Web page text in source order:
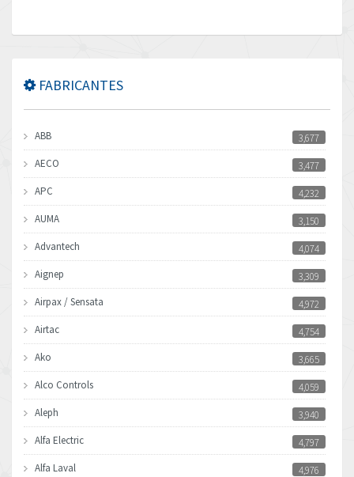
FABRICANTES
ABB
3,677
AECO
3,477
APC
4,232
AUMA
3,150
Advantech
4,074
Aignep
3,309
Airpax / Sensata
4,972
Airtac
4,754
Ako
3,665
Alco Controls
4,059
Aleph
3,940
Alfa Electric
4,797
Alfa Laval
4,976